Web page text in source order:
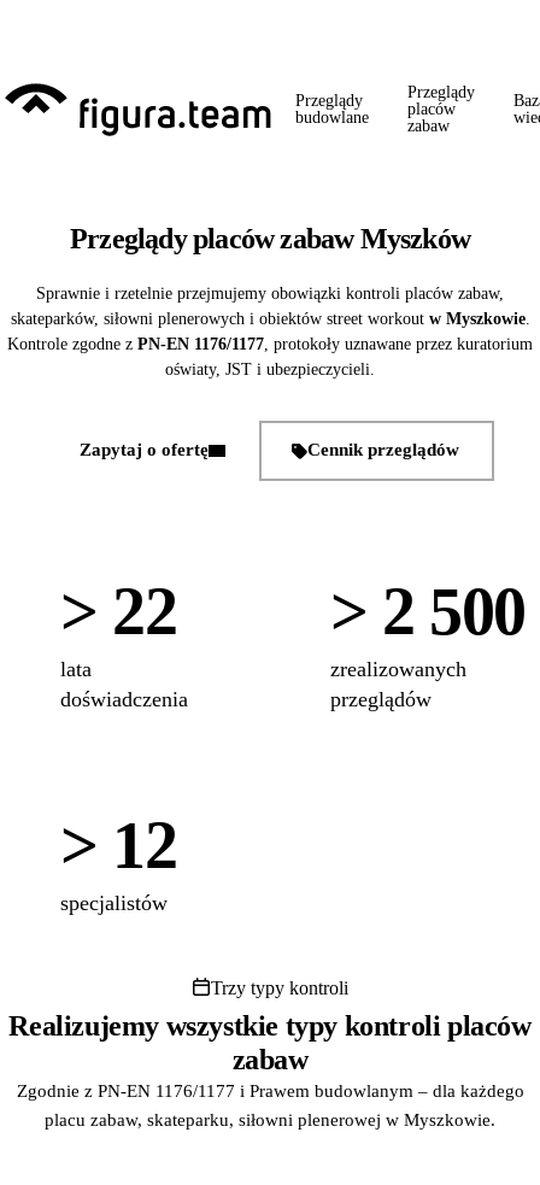
Przeglądy
budowlane
Przeglądy
placów
zabaw
Przeglądy placów zabaw Myszków
Sprawnie i rzetelnie przejmujemy obowiązki kontroli placów zabaw,
skateparków, siłowni plenerowych i obiektów street workout w Myszkowie.
Kontrole zgodne z PN-EN 1176/1177 , protokoły uznawane przez kuratorium
oświaty, JST i ubezpieczycieli.
Zapytaj o ofertę Cennik przeglądów
> 22
lata
doświadczenia
> 2 500
zrealizowanych
przeglądów
> 12
specjalistów
Trzy typy kontroli
Realizujemy wszystkie typy kontroli placów
zabaw
Zgodnie z PN-EN 1176/1177 i Prawem budowlanym – dla każdego
placu zabaw, skateparku, siłowni plenerowej w Myszkowie.